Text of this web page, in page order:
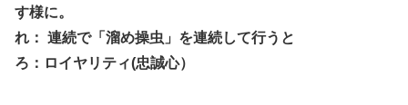
す様に。
れ： 連続で「溜め操虫」を連続して行うと
ろ：ロイヤリティ(忠誠心）